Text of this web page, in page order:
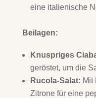
eine italienische
Beilagen:
Knuspriges
geröstet, um die
Rucola-Salat: Mit
Zitrone für eine